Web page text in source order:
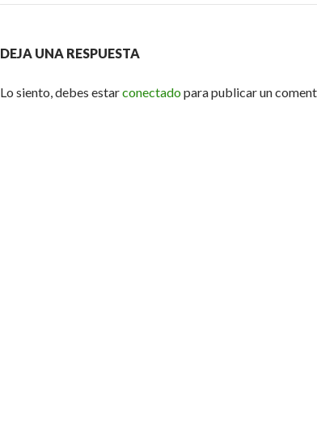
DEJA UNA RESPUESTA
Lo siento, debes estarconectadopara publicar un